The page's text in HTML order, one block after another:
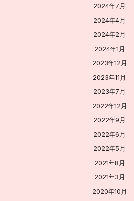
2024年7月
2024年4月
2024年2月
2024年1月
2023年12月
2023年11月
2023年7月
2022年12月
2022年9月
2022年6月
2022年5月
2021年8月
2021年3月
2020年10月